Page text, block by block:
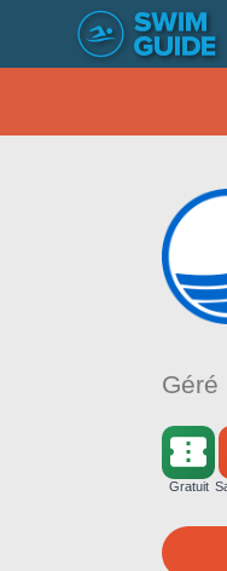
Géré
Gratuit